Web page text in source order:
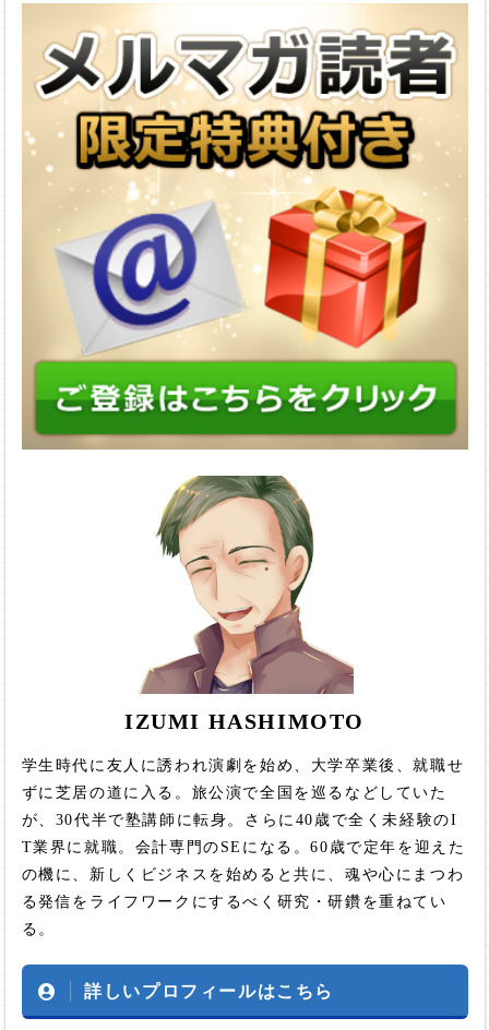
IZUMI HASHIMOTO
学生時代に友人に誘われ演劇を始め、大学卒業後、就職せ
ずに芝居の道に入る。旅公演で全国を巡るなどしていた
が、30代半で塾講師に転身。さらに40歳で全く未経験のI
T業界に就職。会計専門のSEになる。60歳で定年を迎えた
の機に、新しくビジネスを始めると共に、魂や心にまつわ
る発信をライフワークにするべく研究・研鑽を重ねてい
る。
詳しいプロフィールはこちら